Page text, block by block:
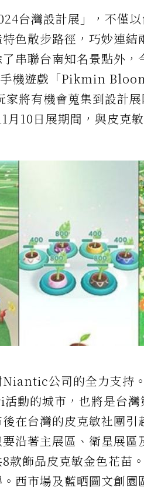
台灣設計展」，不僅
色散步路徑，巧妙連
串聯台南知名景點外
機遊戲「Pikmin
將有機會蒐集到設計
月10日展期間，與皮克
公司的全力支持
動的城市，也將是台
在台灣的皮克敏社團引
沿著主展區、衛星展
款飾品皮克敏金色花苗
。西市場及藍晒圖文創